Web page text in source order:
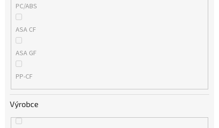
PC/ABS
ASA CF
ASA GF
PP-CF
Výrobce